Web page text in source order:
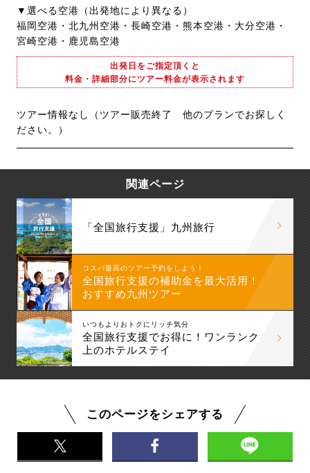
▼選べる空港（出発地により異なる）
福岡空港・北九州空港・長崎空港・熊本空港・大分空港・
宮崎空港・鹿児島空港
出発日をご指定頂くと
料金・詳細部分にツアー料金が表示されます
ツアー情報なし（ツアー販売終了 他のプランでお探しく
ださい。）
関連ページ
「全国旅行支援」九州旅行
コスパ最高のツアー予約をしよう！
全国旅行支援の補助金を最大活用！
おすすめ九州ツアー
いつもよりおトクにリッチ気分
全国旅行支援でお得に！ワンランク
上のホテルステイ
このページをシェアする